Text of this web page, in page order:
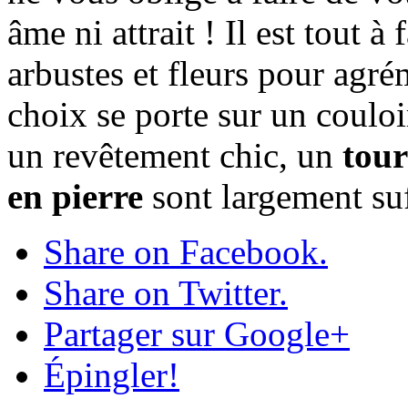
âme ni attrait ! Il est tout à
arbustes et fleurs pour
choix se porte sur un
un revêtement chic, un
en pierre sont largement
Share on Facebook.
Share on Twitter.
Partager sur Google+
Épingler!